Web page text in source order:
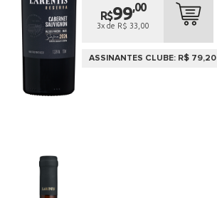
R$99,00
3x de R$ 33,00
ASSINANTES CLUBE: R$ 79,20